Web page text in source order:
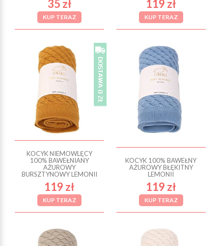
35 zł
KUP TERAZ
119 zł
KUP TERAZ
KOCYK NIEMOWLĘCY
100% BAWEŁNIANY
AŻUROWY
BURSZTYNOWY LEMONII
119 zł
KUP TERAZ
KOCYK 100% BAWEŁNY
AŻUROWY BŁĘKITNY
LEMONII
119 zł
KUP TERAZ